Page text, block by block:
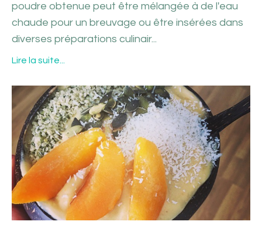
poudre obtenue peut être mélangée à de l'eau
chaude pour un breuvage ou être insérées dans
diverses préparations culinair...
Lire la suite...